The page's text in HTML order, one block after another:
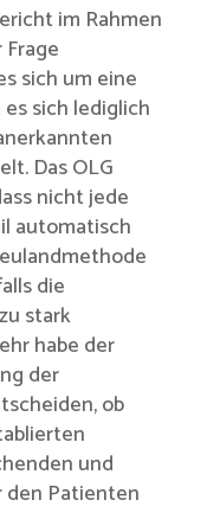
im Rahmen
sich um eine
sich lediglich
Das OLG
nicht jede
automatisch
die
stark
habe der
der
ob
und
den Patienten